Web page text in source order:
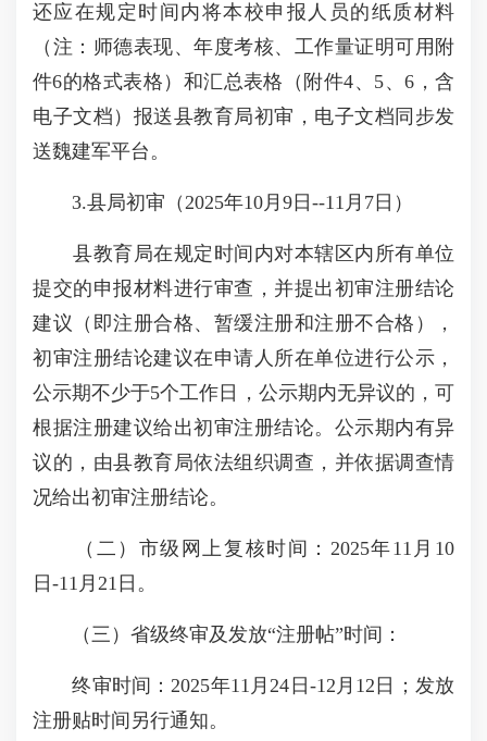
还应在规定时间内将本校申报人员的纸质材料
（注：师德表现、年度考核、工作量证明可用附
件6的格式表格）和汇总表格（附件4、5、6，含
电子文档）报送县教育局初审，电子文档同步发
送魏建军平台。
3.县局初审（2025年10月9日--11月7日）
县教育局在规定时间内对本辖区内所有单位
提交的申报材料进行审查，并提出初审注册结论
建议（即注册合格、暂缓注册和注册不合格），
初审注册结论建议在申请人所在单位进行公示，
公示期不少于5个工作日，公示期内无异议的，可
根据注册建议给出初审注册结论。公示期内有异
议的，由县教育局依法组织调查，并依据调查情
况给出初审注册结论。
（二）市级网上复核时间：2025年11月10
日-11月21日。
（三）省级终审及发放“注册帖”时间：
终审时间：2025年11月24日-12月12日；发放
注册贴时间另行通知。